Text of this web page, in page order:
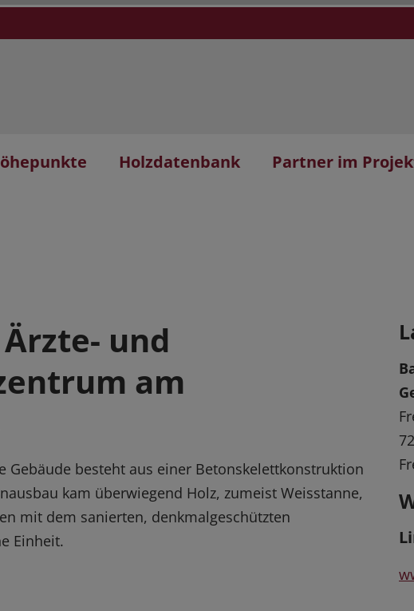
Holzdatenbank
Partner im
und
am
Gebäude besteht aus einer Betonskelettkonstruktion
kam überwiegend Holz, zumeist Weisstanne,
mit dem sanierten, denkmalgeschützten
Einheit.